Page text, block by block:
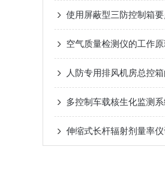
使用屏蔽型三防控制箱